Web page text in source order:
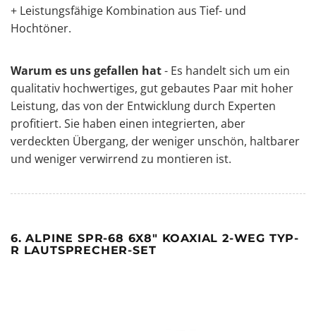
+ Leistungsfähige Kombination aus Tief- und
Hochtöner.
Warum es uns gefallen hat- Es handelt sich um ein
qualitativ hochwertiges, gut gebautes Paar mit hoher
Leistung, das von der Entwicklung durch Experten
profitiert. Sie haben einen integrierten, aber
verdeckten Übergang, der weniger unschön, haltbarer
und weniger verwirrend zu montieren ist.
6. ALPINE SPR-68 6X8" KOAXIAL 2-WEG TYP-
R LAUTSPRECHER-SET